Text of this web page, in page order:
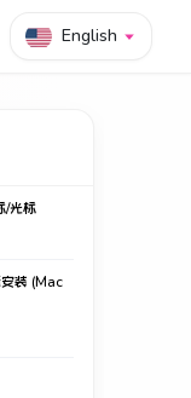
English
/光标
装 (Mac